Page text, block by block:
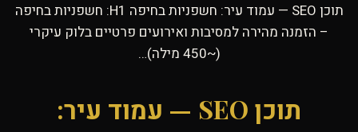
תוכן SEO — עמוד עיר: חשפניות בחיפה H1: חשפניות בחיפה
– הזמנה מהירה למסיבות ואירועים פרטיים בלוק עיקרי
(~450 מילה)…
תוכן SEO — עמוד עיר: